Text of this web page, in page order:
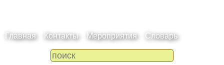
Главная Контакты Мероприятия Словарь